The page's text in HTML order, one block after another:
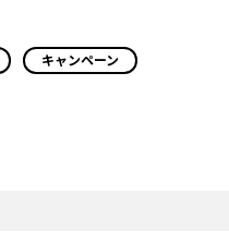
キャンペーン